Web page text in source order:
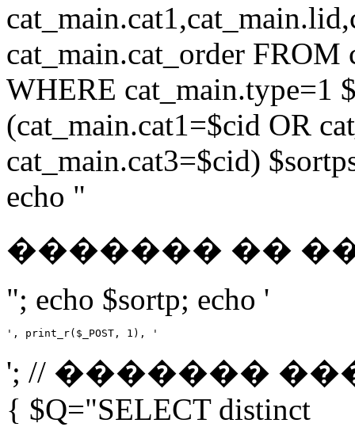
cat_main.cat_order
WHERE cat_main.type=1
(cat_main.cat1=$cid OR
cat_main.cat3=$cid)
echo "
������� ��
"; echo $sortp; echo '
', print_r($_POST, 1), '
'; // �������
{ $Q="SELECT distinct